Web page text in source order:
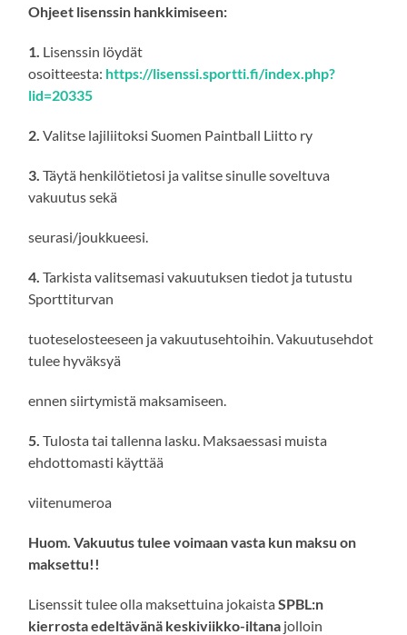
Ohjeet lisenssin hankkimiseen:
1. Lisenssin löydät
osoitteesta: https://lisenssi.sportti.fi/index.php?
lid=20335
2. Valitse lajiliitoksi Suomen Paintball Liitto ry
3. Täytä henkilötietosi ja valitse sinulle soveltuva
vakuutus sekä
seurasi/joukkueesi.
4. Tarkista valitsemasi vakuutuksen tiedot ja tutustu
Sporttiturvan
tuoteselosteeseen ja vakuutusehtoihin. Vakuutusehdot
tulee hyväksyä
ennen siirtymistä maksamiseen.
5. Tulosta tai tallenna lasku. Maksaessasi muista
ehdottomasti käyttää
viitenumeroa
Huom. Vakuutus tulee voimaan vasta kun maksu on
maksettu!!
Lisenssit tulee olla maksettuina jokaistaSPBL:n
kierrosta edeltävänä keskiviikko-iltana jolloin